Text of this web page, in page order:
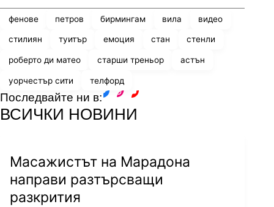
фенове петров бирмингам вила видео
стилиян туитър емоция стан стенли
роберто ди матео старши треньор астън
уорчестър сити телфорд
Последвайте ни в:
ВСИЧКИ НОВИНИ
Масажистът на Марадона
направи разтърсващи
разкрития